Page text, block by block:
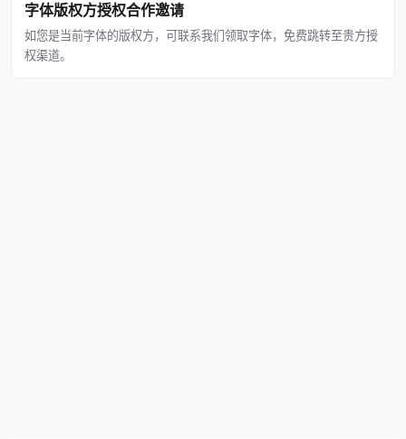
字体版权方授权合作邀请
如您是当前字体的版权方，可联系我们领取字体，免费跳转至贵方授
权渠道。